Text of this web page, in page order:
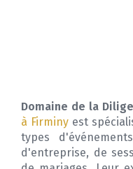
Domaine de la
à Firminy est
types
d'entreprise, de